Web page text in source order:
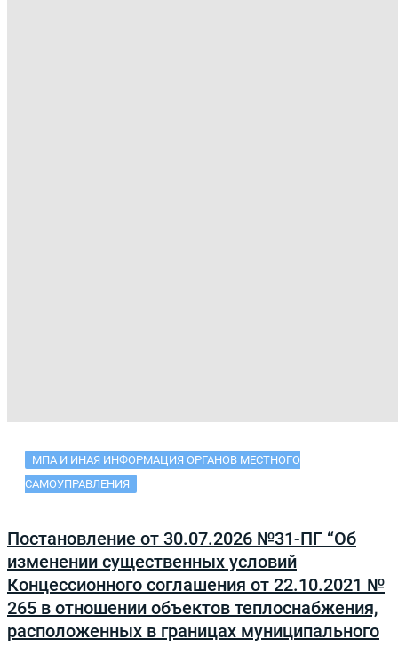
МПА И ИНАЯ ИНФОРМАЦИЯ ОРГАНОВ МЕСТНОГО
САМОУПРАВЛЕНИЯ
Постановление от 30.07.2026 №31-ПГ “Об
изменении существенных условий
Концессионного соглашения от 22.10.2021 №
265 в отношении объектов теплоснабжения,
расположенных в границах муниципального